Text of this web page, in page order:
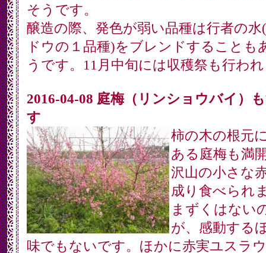
そうです。
醸造の際、発色が弱い品種は行者の
ドウの１品種)をブレンドすることも
うです。11月中旬には収穫祭も行わ
2016-04-08 庭梅（リンショウバイ）
す
柿の木の根元
ある庭梅も満
沢山の小さな
成り食べられ
まずくはない
が、感動する
味でもないです。ほかに赤実ユスラ